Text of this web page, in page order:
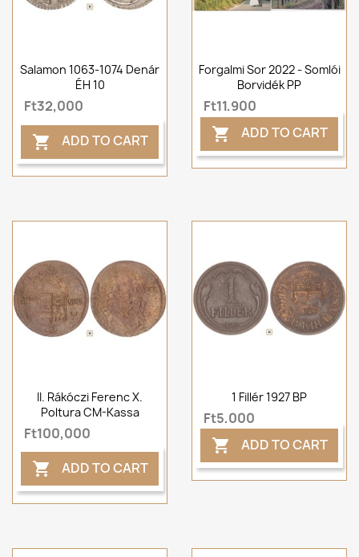
Salamon 1063-1074 Denár
ÉH 10
Ft32,000
 ADD TO CART
Forgalmi Sor 2022 - Somlói
Borvidék PP
Ft11,900
 ADD TO CART
II. Rákóczi Ferenc X.
Poltura CM-Kassa
Ft100,000
 ADD TO CART
1 Fillér 1927 BP
Ft5,000
 ADD TO CART